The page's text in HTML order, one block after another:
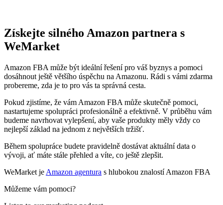
Získejte silného Amazon partnera s
WeMarket
Amazon FBA může být ideální řešení pro váš byznys a pomoci
dosáhnout ještě většího úspěchu na Amazonu. Rádi s vámi zdarma
probereme, zda je to pro vás ta správná cesta.
Pokud zjistíme, že vám Amazon FBA může skutečně pomoci,
nastartujeme spolupráci profesionálně a efektivně. V průběhu vám
budeme navrhovat vylepšení, aby vaše produkty měly vždy co
nejlepší základ na jednom z největších tržišť.
Během spolupráce budete pravidelně dostávat aktuální data o
vývoji, ať máte stále přehled a víte, co ještě zlepšit.
WeMarket je Amazon agentura s hlubokou znalostí Amazon FBA
Můžeme vám pomoci?